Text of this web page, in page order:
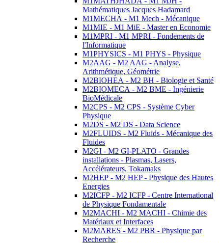
Mathématiques Jacques Hadamard
M1MECHA - M1 Mech - Mécanique
M1MIE - M1 MiE - Master en Economie
M1MPRI - M1 MPRI - Fondements de
l'Informatique
M1PHYSICS - M1 PHYS - Physique
M2AAG - M2 AAG - Analyse,
Arithmétique, Géométrie
M2BIOHEA - M2 BH - Biologie et Santé
M2BIOMECA - M2 BME - Ingénierie
BioMédicale
M2CPS - M2 CPS - Système Cyber
Physique
M2DS - M2 DS - Data Science
M2FLUIDS - M2 Fluids - Mécanique des
Fluides
M2GI - M2 GI-PLATO - Grandes
installations - Plasmas, Lasers,
Accélérateurs, Tokamaks
M2HEP - M2 HEP - Physique des Hautes
Energies
M2ICFP - M2 ICFP - Centre International
de Physique Fondamentale
M2MACHI - M2 MACHI - Chimie des
Matériaux et Interfaces
M2MARES - M2 PBR - Physique par
Recherche